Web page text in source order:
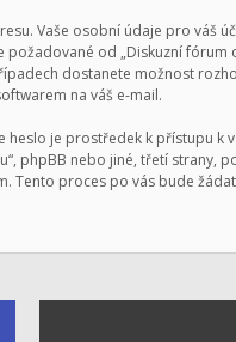
Vaše osobní údaje pro váš
požadované od „Diskuzní fórum
dostanete možnost
na váš e-mail.
je prostředek k přístupu k
phpBB nebo jiné, třetí strany,
Tento proces po vás bude